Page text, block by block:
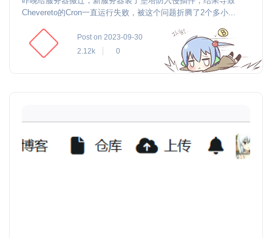
Chevereto的Cron一直运行失败，被这个问题折腾了2个多小...
Post on 2023-09-30
2.12k
0